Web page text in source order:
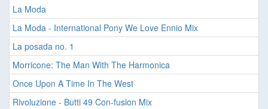
La Moda
La Moda - International Pony We Love Ennio Mix
La posada no. 1
Morricone: The Man With The Harmonica
Once Upon A Time In The West
Rivoluzione - Butti 49 Con-fusion Mix